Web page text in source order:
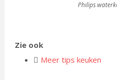
Philips
Zie ook
Meer tips keuken